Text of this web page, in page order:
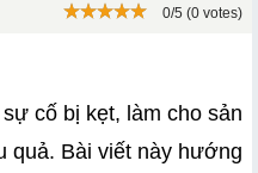
0/5 (0 votes)
cố bị kẹt, làm cho sản
quả. Bài viết này hướng